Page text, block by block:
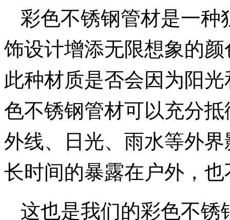
彩色不锈钢管材是一种
饰设计增添无限想象的
此种材质是否会因为阳
色不锈钢管材可以充分
外线、日光、雨水等外
长时间的暴露在户外，
这也是我们的彩色不锈